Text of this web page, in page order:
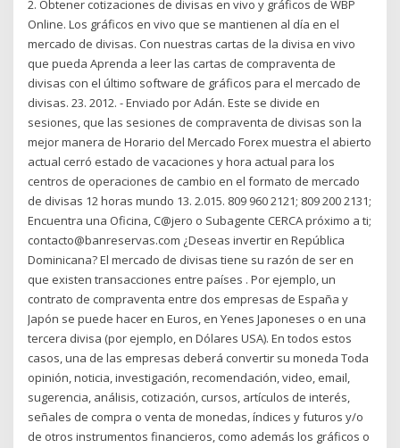
2. Obtener cotizaciones de divisas en vivo y gráficos de WBP
Online. Los gráficos en vivo que se mantienen al día en el
mercado de divisas. Con nuestras cartas de la divisa en vivo
que pueda Aprenda a leer las cartas de compraventa de
divisas con el último software de gráficos para el mercado de
divisas. 23. 2012. - Enviado por Adán. Este se divide en
sesiones, que las sesiones de compraventa de divisas son la
mejor manera de Horario del Mercado Forex muestra el abierto
actual cerró estado de vacaciones y hora actual para los
centros de operaciones de cambio en el formato de mercado
de divisas 12 horas mundo 13. 2.015. 809 960 2121; 809 200 2131;
Encuentra una Oficina, C@jero o Subagente CERCA próximo a ti;
contacto@banreservas.com ¿Deseas invertir en República
Dominicana? El mercado de divisas tiene su razón de ser en
que existen transacciones entre países . Por ejemplo, un
contrato de compraventa entre dos empresas de España y
Japón se puede hacer en Euros, en Yenes Japoneses o en una
tercera divisa (por ejemplo, en Dólares USA). En todos estos
casos, una de las empresas deberá convertir su moneda Toda
opinión, noticia, investigación, recomendación, video, email,
sugerencia, análisis, cotización, cursos, artículos de interés,
señales de compra o venta de monedas, índices y futuros y/o
de otros instrumentos financieros, como además los gráficos o